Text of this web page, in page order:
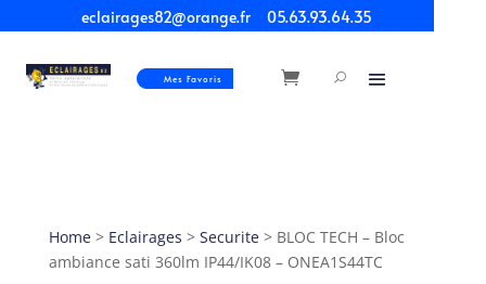
eclairages82@orange.fr 05.63.93.64.35
Mes Favoris
Home> Eclairages > Securite> BLOC TECH – Bloc
ambiance sati 360lm IP44/IK08 – ONEA1S44TC